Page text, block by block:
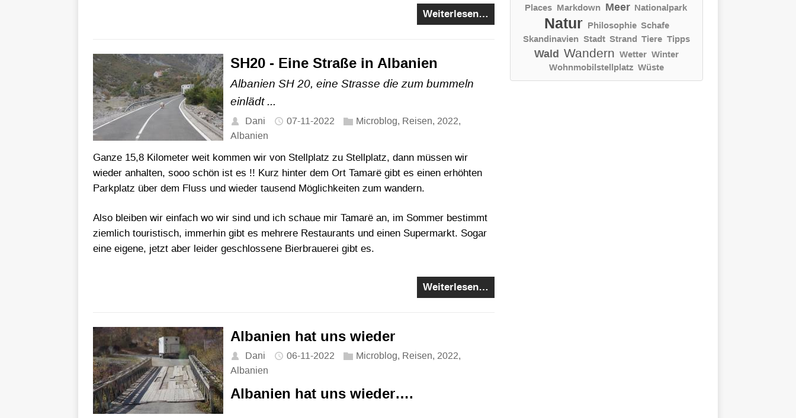
Weiterlesen…
SH20 - Eine Straße in Albanien
Albanien SH 20, eine Strasse die zum bummeln
einlädt ...
Dani 07-11-2022 Microblog, Reisen, 2022,
Albanien
Ganze 15,8 Kilometer weit kommen wir von Stellplatz zu Stellplatz, dann müssen wir
wieder anhalten, sooo schön ist es !! Kurz hinter dem Ort Tamarë gibt es einen erhöhten
Parkplatz über dem Fluss und wieder tausend Möglichkeiten zum wandern.
Also bleiben wir einfach wo wir sind und ich schaue mir Tamarë an, im Sommer bestimmt
ziemlich touristisch, immerhin gibt es mehrere Restaurants und einen Supermarkt. Sogar
eine eigene, jetzt aber leider geschlossene Bierbrauerei gibt es.
Weiterlesen…
Albanien hat uns wieder
Dani 06-11-2022 Microblog, Reisen, 2022,
Albanien
Albanien hat uns wieder….
Places Markdown Meer Nationalpark
Natur Philosophie Schafe
Skandinavien Stadt Strand Tiere Tipps
Wald Wandern Wetter Winter
Wohnmobilstellplatz Wüste